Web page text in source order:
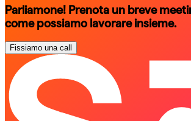
Parliamone! Prenota un breve
come possiamo lavorare insieme.
Fissiamo una call
schedule a call
schedule a call